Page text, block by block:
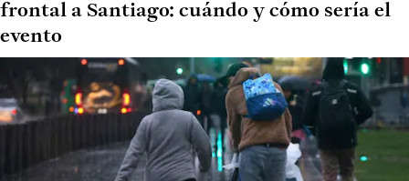
frontal a Santiago: cuándo y cómo sería el
evento